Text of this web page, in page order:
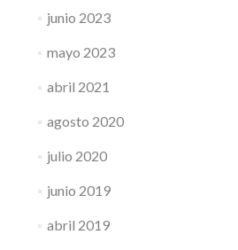
junio 2023
mayo 2023
abril 2021
agosto 2020
julio 2020
junio 2019
abril 2019